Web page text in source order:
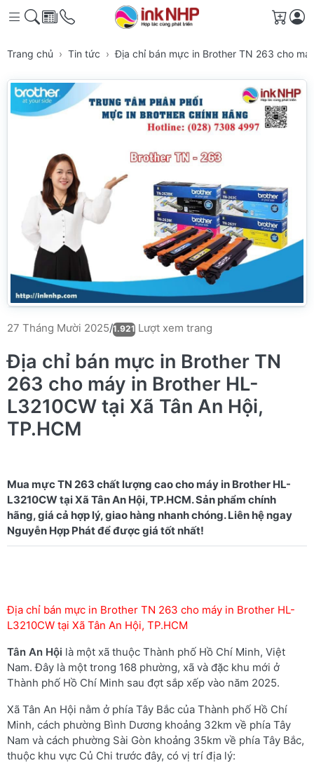
Giỏ
Trang chủ Tin tức Địa chỉ bán mực in Brother TN 263 cho
27 Tháng Mười 2025/1.921 Lượt xem trang
Địa chỉ bán mực in Brother TN
263 cho máy in Brother HL-
L3210CW tại Xã Tân An Hội,
TP.HCM
Mua mực TN 263 chất lượng cao cho máy in Brother HL-
L3210CW tại Xã Tân An Hội, TP.HCM. Sản phẩm chính
hãng, giá cả hợp lý, giao hàng nhanh chóng. Liên hệ ngay
Địa chỉ bán mực in Brother TN 263 cho máy in Brother HL-
L3210CW tại Xã Tân An Hội, TP.HCM
Tân An Hội là một xã thuộc Thành phố Hồ Chí Minh, Việt
Nam. Đây là một trong 168 phường, xã và đặc khu mới ở
Thành phố Hồ Chí Minh sau đợt sắp xếp vào năm 2025.
Xã Tân An Hội nằm ở phía Tây Bắc của Thành phố Hồ Chí
Minh, cách phường Bình Dương khoảng 32km về phía Tây
Nam và cách phường Sài Gòn khoảng 35km về phía Tây Bắc,
thuộc khu vực Củ Chi trước đây, có vị trí địa lý: